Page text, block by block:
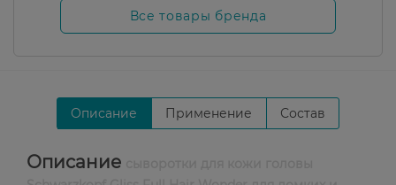
Все товары бренда
Описание Применение Состав
Описание